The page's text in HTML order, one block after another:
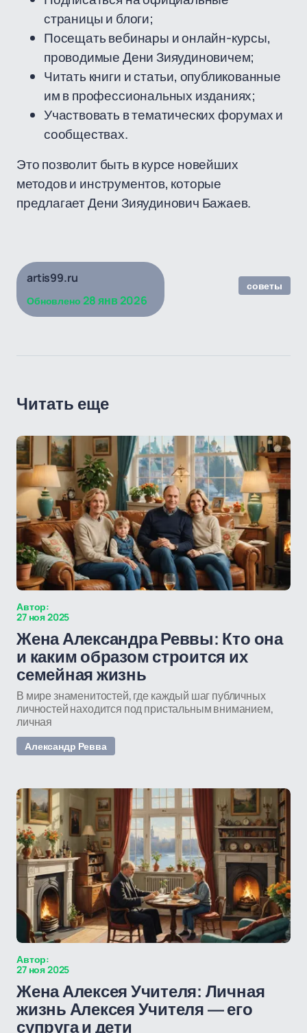
страницы и блоги;
Посещать вебинары и онлайн-курсы,
проводимые Дени Зияудиновичем;
Читать книги и статьи, опубликованные
им в профессиональных изданиях;
Участвовать в тематических форумах и
сообществах.
Это позволит быть в курсе новейших
методов и инструментов, которые
предлагает Дени Зияудинович Бажаев.
artis99.ru
Обновлено 28 янв 2026
советы
Читать еще
Автор:
27 ноя 2025
Жена Александра Реввы: Кто она
и каким образом строится их
семейная жизнь
В мире знаменитостей, где каждый шаг публичных
личностей находится под пристальным вниманием,
личная
Александр Ревва
Автор:
27 ноя 2025
Жена Алексея Учителя: Личная
жизнь Алексея Учителя — его
супруга и дети